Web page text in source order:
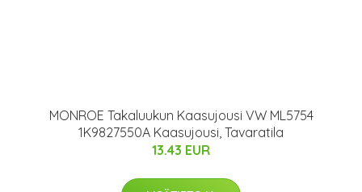
MONROE Takaluukun Kaasujousi VW ML5754
1K9827550A Kaasujousi, Tavaratila
13.43 EUR